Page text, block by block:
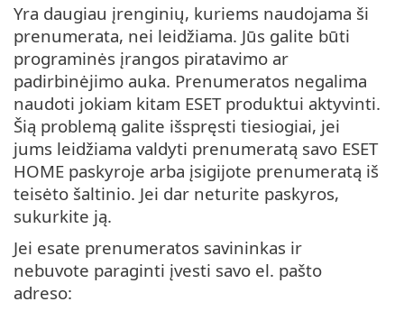
Yra daugiau įrenginių, kuriems naudojama ši
prenumerata, nei leidžiama. Jūs galite būti
programinės įrangos piratavimo ar
padirbinėjimo auka. Prenumeratos negalima
naudoti jokiam kitam ESET produktui aktyvinti.
Šią problemą galite išspręsti tiesiogiai, jei
jums leidžiama valdyti prenumeratą savo ESET
HOME paskyroje arba įsigijote prenumeratą iš
teisėto šaltinio. Jei dar neturite paskyros,
sukurkite ją.
Jei esate prenumeratos savininkas ir
nebuvote paraginti įvesti savo el. pašto
adreso: